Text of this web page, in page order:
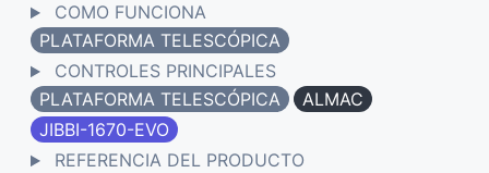
COMO FUNCIONA
PLATAFORMA TELESCÓPICA
CONTROLES PRINCIPALES
PLATAFORMA TELESCÓPICA
ALMAC
JIBBI-1670-EVO
REFERENCIA DEL PRODUCTO